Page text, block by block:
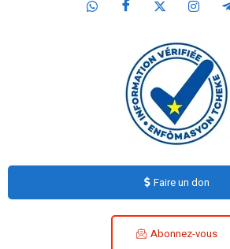
Faire un don
Abonnez-vous